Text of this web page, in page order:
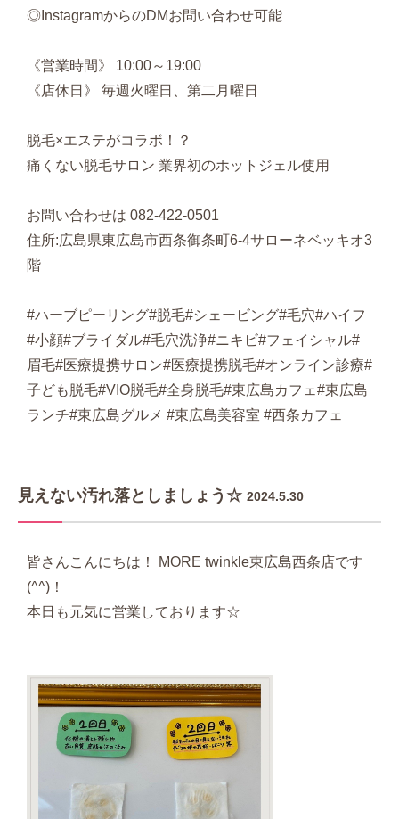
◎InstagramからのDMお問い合わせ可能
《営業時間》 10:00～19:00
《店休日》 毎週火曜日、第二月曜日
脱毛×エステがコラボ！？
痛くない脱毛サロン 業界初のホットジェル使用
お問い合わせは 082-422-0501
住所:広島県東広島市西条御条町6-4サローネベッキオ3
階
#ハーブピーリング#脱毛#シェービング#毛穴#ハイフ
#小顔#ブライダル#毛穴洗浄#ニキビ#フェイシャル#
眉毛#医療提携サロン#医療提携脱毛#オンライン診療#
子ども脱毛#VIO脱毛#全身脱毛#東広島カフェ#東広島
ランチ#東広島グルメ #東広島美容室 #西条カフェ
見えない汚れ落としましょう☆ 2024.5.30
皆さんこんにちは！ MORE twinkle東広島西条店です
(^^)！
本日も元気に営業しております☆